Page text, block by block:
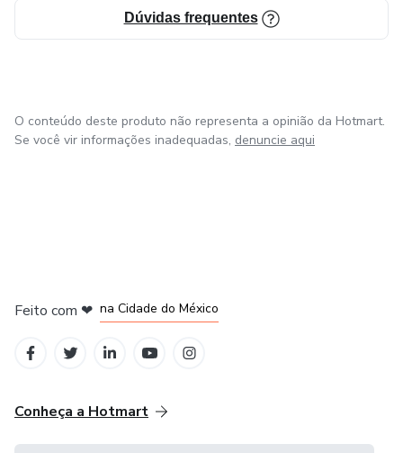
Dúvidas frequentes
O conteúdo deste produto não representa a opinião da Hotmart.
Se você vir informações inadequadas, denuncie aqui
Feito com ❤ na Cidade do México
Conheça a Hotmart